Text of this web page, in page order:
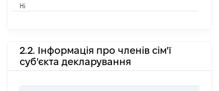
Ні
2.2. Інформація про членів сім'ї
суб'єкта декларування